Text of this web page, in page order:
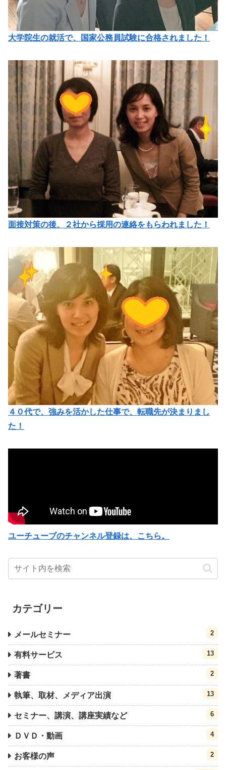
大学院生の就活で、国家公務員試験に合格されました！
面接対策の後、２社から採用の連絡をもらわれました！
４０代で、強みを活かした仕事で、転職先が決まりまし
た！
ユーチューブのチャンネル登録は、こちら。
カテゴリー
メールセミナー 2
有料サービス 13
著書 2
執筆、取材、メディア出演 13
セミナー、講演、講座実績など 6
ＤＶＤ・動画 4
お客様の声 2